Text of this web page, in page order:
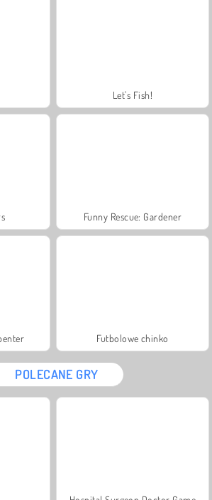
Let's Fish!
Funny Rescue: Gardener
Futbolowe chinko
POLECANE GRY